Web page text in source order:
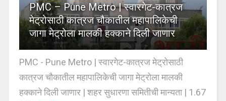
PMC – Pune Metro | स्वारगेट-कात्रज
मेट्रोसाठी कात्रज चौकातील महापालिकेची
जागा मेट्रोला मालकी हक्काने दिली जाणार
PMC - Pune Metro | स्वारगेट-कात्रज मेट्रोसाठी
कात्रज चौकातील महापालिकेची जागा मेट्रोला मालकी
हक्काने दिली जाणार | शहर सुधारणा समितीची मान्यता | 1.67